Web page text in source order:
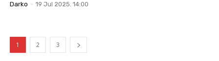
Darko - 19 Jul 2025. 14:00
1 2 3